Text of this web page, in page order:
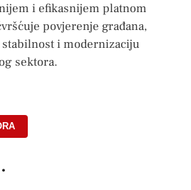
i efikasnijem platnom
povjerenje građana,
i modernizaciju
sektora.